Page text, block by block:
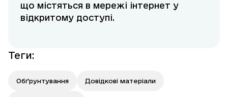
що містяться в мережі інтернет у
відкритому доступі.
Теги:
Обґрунтування Довідкові матеріали